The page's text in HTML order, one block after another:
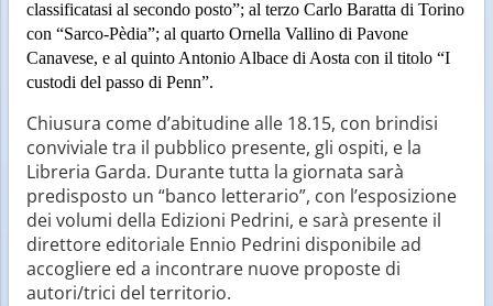
classificatasi al secondo posto”; al terzo Carlo Baratta di Torino
con “Sarco-Pèdia”; al quarto Ornella Vallino di Pavone
Canavese, e al quinto Antonio Albace di Aosta con il titolo “I
custodi del passo di Penn”.
Chiusura come d’abitudine alle 18.15, con brindisi
conviviale tra il pubblico presente, gli ospiti, e la
Libreria Garda. Durante tutta la giornata sarà
predisposto un “banco letterario”, con l’esposizione
dei volumi della Edizioni Pedrini, e sarà presente il
direttore editoriale Ennio Pedrini disponibile ad
accogliere ed a incontrare nuove proposte di
autori/trici del territorio.